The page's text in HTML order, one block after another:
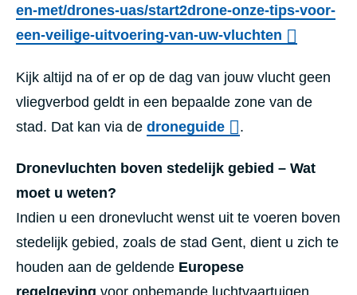
en-met/drones-uas/start2drone-onze-tips-voor-
een-veilige-uitvoering-van-uw-vluchten
Kijk altijd na of er op de dag van jouw vlucht geen
vliegverbod geldt in een bepaalde zone van de
stad. Dat kan via de droneguide .
Dronevluchten boven stedelijk gebied – Wat
moet u weten?
Indien u een dronevlucht wenst uit te voeren boven
stedelijk gebied, zoals de stad Gent, dient u zich te
houden aan de geldende Europese
regelgeving voor onbemande luchtvaartuigen